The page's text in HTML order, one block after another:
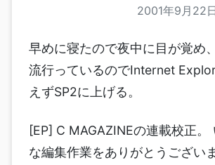
2001年9月22
早めに寝たので夜中に目が覚め
流行っているのでInternet
えずSP2に上げる。
[EP] C MAGAZINEの連載校正。
な編集作業をありがとうござい